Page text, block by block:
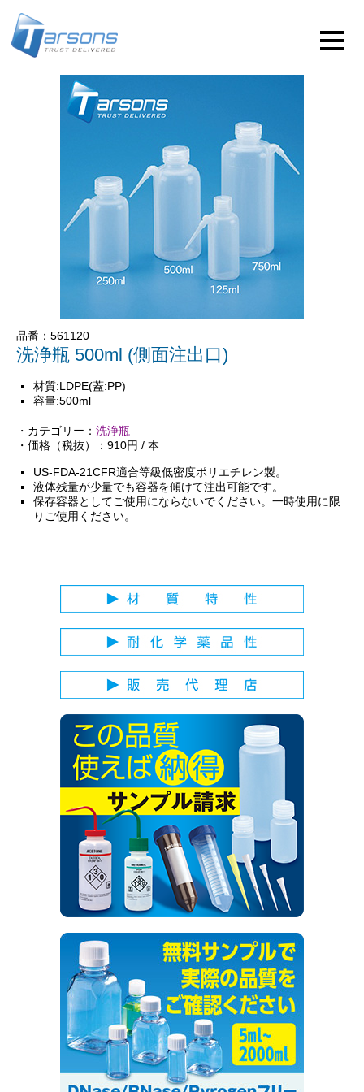
品番：561120
洗浄瓶 500ml (側面注出口)
材質:LDPE(蓋:PP)
容量:500ml
・カテゴリー： 洗浄瓶
・価格（税抜）：910円 / 本
US-FDA-21CFR適合等級低密度ポリエチレン製。
液体残量が少量でも容器を傾けて注出可能です。
保存容器としてご使用にならないでください。一時使用に限
りご使用ください。